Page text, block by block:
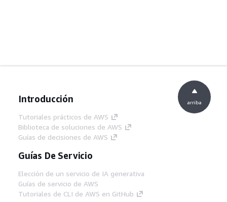
Introducción
Tutoriales prácticos de AWS
Biblioteca de soluciones de AWS
Guías de decisiones de AWS
Guías De Servicio
Elección de un servicio de IA generativa
Guías de servicio de AWS
Tutoriales de CLI de AWS en GitHub
arriba